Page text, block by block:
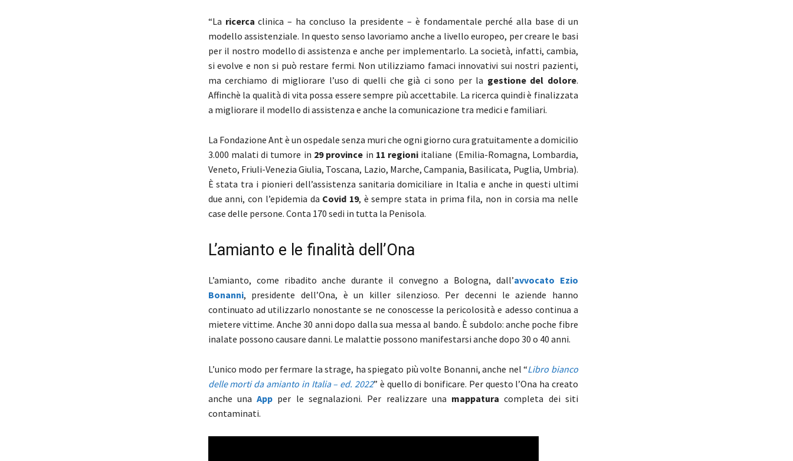
“La ricercaclinica – ha concluso la presidente – è fondamentale perché alla base di un
modello assistenziale. In questo senso lavoriamo anche a livello europeo, per creare le basi
per il nostro modello di assistenza e anche per implementarlo. La società, infatti, cambia,
si evolve e non si può restare fermi. Non utilizziamo famaci innovativi sui nostri pazienti,
ma cerchiamo di migliorare l’uso di quelli che già ci sono per la gestione del dolore.
Affinchè la qualità di vita possa essere sempre più accettabile. La ricerca quindi è finalizzata
a migliorare il modello di assistenza e anche la comunicazione tra medici e familiari.
La Fondazione Ant è un ospedale senza muri che ogni giorno cura gratuitamente a domicilio
3.000 malati di tumore in 29 province in 11 regioni italiane (Emilia-Romagna, Lombardia,
Veneto, Friuli-Venezia Giulia, Toscana, Lazio, Marche, Campania, Basilicata, Puglia, Umbria).
È stata tra i pionieri dell’assistenza sanitaria domiciliare in Italia e anche in questi ultimi
due anni, con l’epidemia da Covid 19, è sempre stata in prima fila, non in corsia ma nelle
case delle persone. Conta 170 sedi in tutta la Penisola.
L’amianto e le finalità dell’Ona
L’amianto, come ribadito anche durante il convegno a Bologna, dall’avvocato Ezio
Bonanni, presidente dell’Ona, è un killer silenzioso. Per decenni le aziende hanno
continuato ad utilizzarlo nonostante se ne conoscesse la pericolosità e adesso continua a
mietere vittime. Anche 30 anni dopo dalla sua messa al bando. È subdolo: anche poche fibre
inalate possono causare danni. Le malattie possono manifestarsi anche dopo 30 o 40 anni.
L’unico modo per fermare la strage, ha spiegato più volte Bonanni, anche nel “Libro bianco
delle morti da amianto in Italia – ed. 2022” è quello di bonificare. Per questo l’Ona ha creato
anche unaApp per le segnalazioni. Per realizzare una mappaturacompleta dei siti
contaminati.